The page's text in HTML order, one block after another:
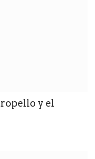
y el